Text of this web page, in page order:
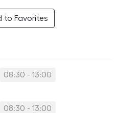
to Favorites
08:30 - 13:00
08:30 - 13:00